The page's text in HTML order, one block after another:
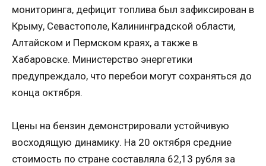
мониторинга, дефицит топлива был зафиксирован в
Крыму, Севастополе, Калининградской области,
Алтайском и Пермском краях, а также в
Хабаровске. Министерство энергетики
предупреждало, что перебои могут сохраняться до
конца октября.
Цены на бензин демонстрировали устойчивую
восходящую динамику. На 20 октября средние
стоимость по стране составляла 62,13 рубля за